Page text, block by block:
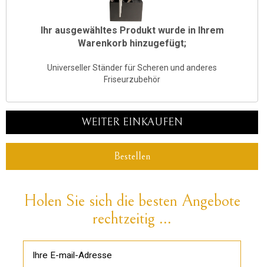
Ihr ausgewähltes Produkt wurde in Ihrem
Warenkorb hinzugefügt;
Universeller Ständer für Scheren und anderes
Friseurzubehör
WEITER EINKAUFEN
Bestellen
Holen Sie sich die besten Angebote
rechtzeitig ...